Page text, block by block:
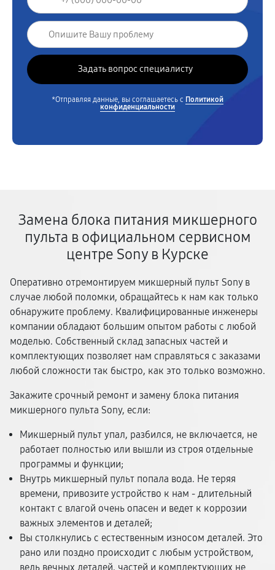
*Отправляя данные, вы соглашаетесь с Политикой
конфиденциальности
Замена блока питания микшерного
пульта в официальном сервисном
центре Sony в Курске
Оперативно отремонтируем микшерный пульт Sony в
случае любой поломки, обращайтесь к нам как только
обнаружите проблему. Квалифицированные инженеры
компании обладают большим опытом работы с любой
моделью. Собственный склад запасных частей и
комплектующих позволяет нам справляться с заказами
любой сложности так быстро, как это только возможно.
Закажите срочный ремонт и замену блока питания
микшерного пульта Sony, если:
Микшерный пульт упал, разбился, не включается, не
работает полностью или вышли из строя отдельные
программы и функции;
Внутрь микшерный пульт попала вода. Не теряя
времени, привозите устройство к нам - длительный
контакт с влагой очень опасен и ведет к коррозии
важных элементов и деталей;
Вы столкнулись с естественным износом деталей. Это
рано или поздно происходит с любым устройством,
ведь вечных деталей, частей и комплектующих не